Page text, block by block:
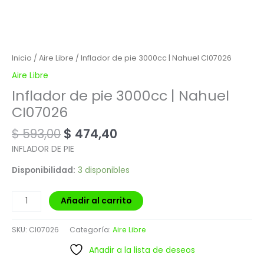
Inicio / Aire Libre / Inflador de pie 3000cc | Nahuel CI07026
Aire Libre
Inflador de pie 3000cc | Nahuel
CI07026
$593,00 $ 474,40
INFLADOR DE PIE
Disponibilidad: 3 disponibles
Añadir al carrito
SKU: CI07026 Categoría: Aire Libre
Añadir a la lista de deseos